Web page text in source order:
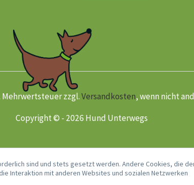
Mehrwertsteuer zzgl.Versandkosten, wenn nicht
Copyright © - 2026 Hund Unterwegs
sind und stets gesetzt werden. Andere Cookies, die
Interaktion mit anderen Websites und sozialen Netzwerken